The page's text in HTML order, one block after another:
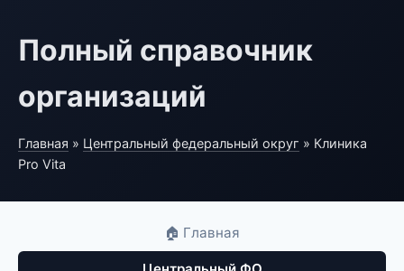
Полный справочник
организаций
Главная » Центральный федеральный округ » Клиника
Pro Vita
🏠 Главная